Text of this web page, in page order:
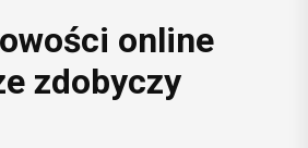
online
zdobyczy